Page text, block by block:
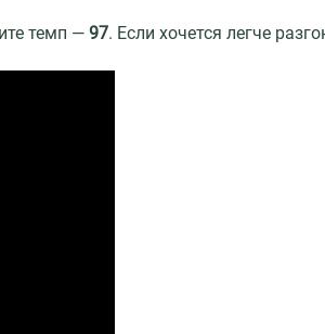
темп —97. Если хочется легче